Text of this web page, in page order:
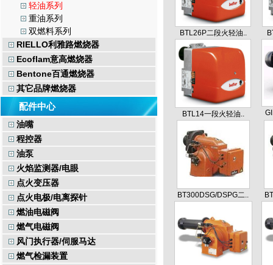
轻油系列
重油系列
双燃料系列
RIELLO利雅路燃烧器
Ecoflam意高燃烧器
Bentone百通燃烧器
其它品牌燃烧器
配件中心
油嘴
程控器
油泵
火焰监测器/电眼
点火变压器
点火电极/电离探针
燃油电磁阀
燃气电磁阀
风门执行器/伺服马达
燃气检漏装置
BTL26P二段火轻油..
BTL14一段火轻油..
BT300DSG/DSPG二..